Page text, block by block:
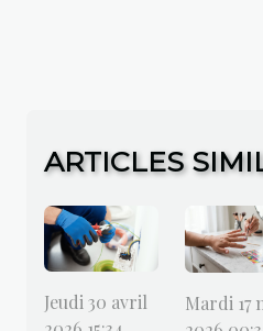
ARTICLES
Jeudi 30 avril
Mardi 17